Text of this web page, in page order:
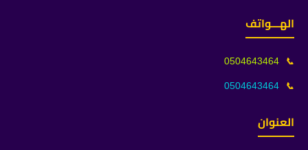
الهـــواتف
📞
0504643464
📞
0504643464
العنوان